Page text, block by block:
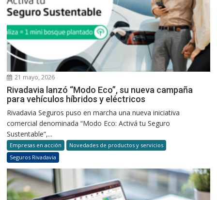
21 mayo, 2026
Rivadavia lanzó “Modo Eco”, su nueva campaña
para vehículos híbridos y eléctricos
Rivadavia Seguros puso en marcha una nueva iniciativa
comercial denominada “Modo Eco: Activá tu Seguro
Sustentable”,...
Empresas en acción
Novedades de productos y servicios
Seguros Rivadavia